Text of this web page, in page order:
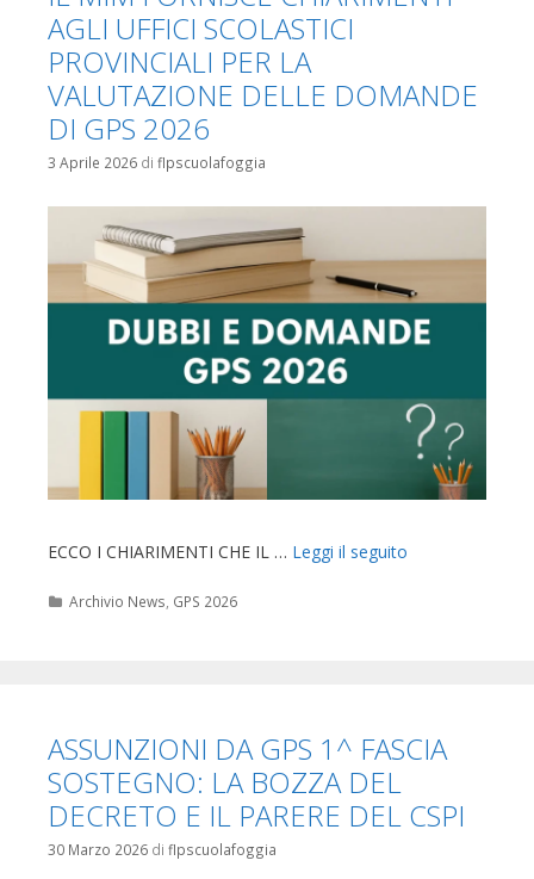
AGLI UFFICI SCOLASTICI
PROVINCIALI PER LA
VALUTAZIONE DELLE DOMANDE
DI GPS 2026
3 Aprile 2026 di flpscuolafoggia
ECCO I CHIARIMENTI CHE IL … Leggi il seguito
Categorie
Archivio News, GPS 2026
ASSUNZIONI DA GPS 1^ FASCIA
SOSTEGNO: LA BOZZA DEL
DECRETO E IL PARERE DEL CSPI
30 Marzo 2026 di flpscuolafoggia